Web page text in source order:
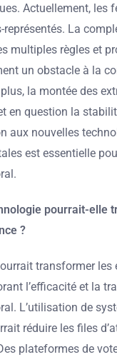
Actuellement, les
représentés. La
multiples règles et
un obstacle à la
la montée des
en question la
aux nouvelles
est essentielle
pourrait-elle
?
transformer les
l’efficacité et la
L’utilisation de
réduire les files
plateformes de